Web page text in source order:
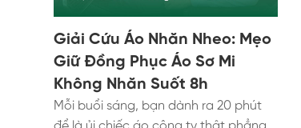
Giải Cứu Áo Nhăn Nheo: Mẹo
Giữ Đồng Phục Áo Sơ Mi
Không Nhăn Suốt 8h
Mỗi buổi sáng, bạn dành ra 20 phút